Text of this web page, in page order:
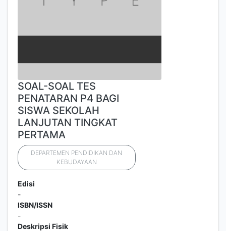
SOAL-SOAL TES
PENATARAN P4 BAGI
SISWA SEKOLAH
LANJUTAN TINGKAT
PERTAMA
DEPARTEMEN PENDIDIKAN DAN
KEBUDAYAAN
Edisi
-
ISBN/ISSN
-
Deskripsi Fisik